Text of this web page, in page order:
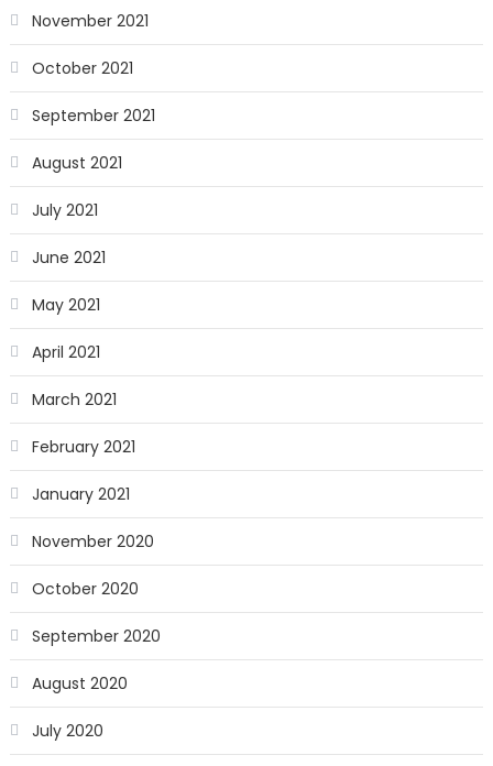
November 2021
October 2021
September 2021
August 2021
July 2021
June 2021
May 2021
April 2021
March 2021
February 2021
January 2021
November 2020
October 2020
September 2020
August 2020
July 2020